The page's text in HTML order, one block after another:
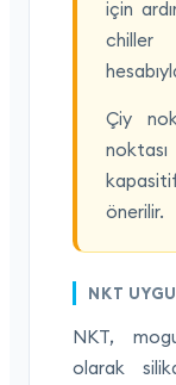
için
chiller
Çiy
önerilir.
NKT
NKT,
olarak